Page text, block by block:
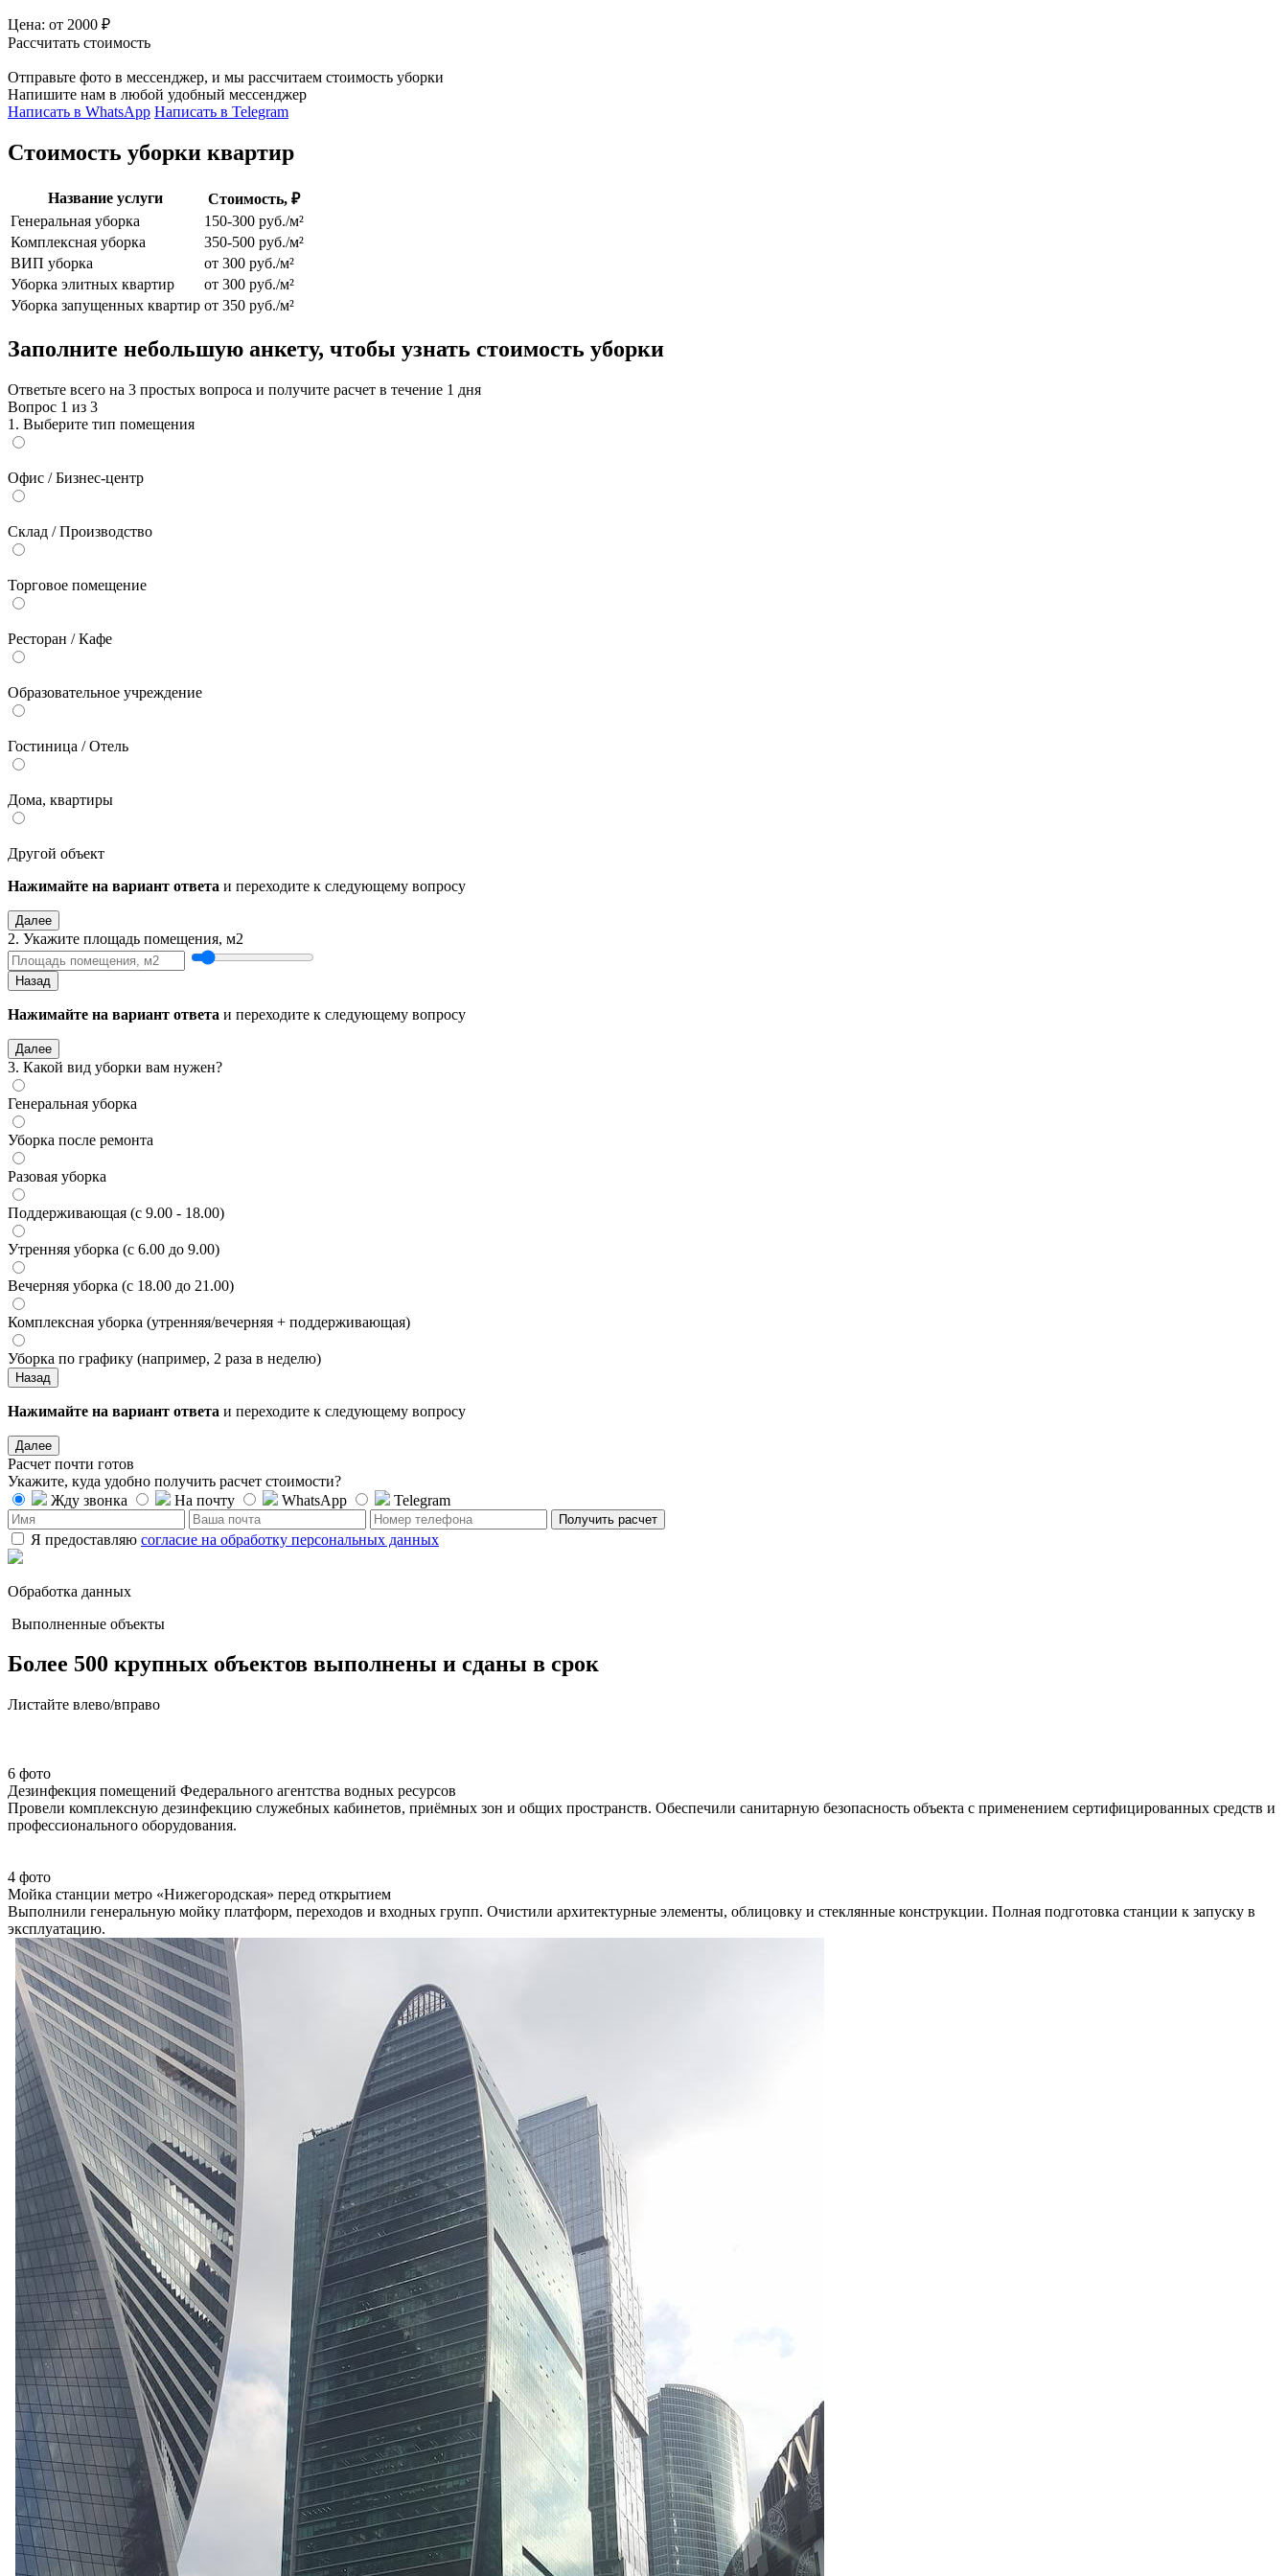
Цена: от 2000 ₽
Рассчитать стоимость
Отправьте фото в мессенджер, и мы рассчитаем стоимость уборки
Напишите нам в любой удобный мессенджер
Написать в WhatsApp Написать в Telegram
Стоимость уборки квартир
Название услуги
Стоимость, ₽
Генеральная уборка
150-300 руб./м²
Комплексная уборка
350-500 руб./м²
ВИП уборка
от 300 руб./м²
Уборка элитных квартир
от 300 руб./м²
Уборка запущенных квартир от 350 руб./м²
Заполните небольшую анкету, чтобы узнать стоимость уборки
Ответьте всего на 3 простых вопроса и получите расчет в течение 1 дня
Вопрос 1 из 3
1. Выберите тип помещения
Офис / Бизнес-центр
Склад / Производство
Торговое помещение
Ресторан / Кафе
Образовательное учреждение
Гостиница / Отель
Дома, квартиры
Другой объект
Нажимайте на вариант ответа и переходите к следующему вопросу
Далее
2. Укажите площадь помещения, м2
Назад
Нажимайте на вариант ответа и переходите к следующему вопросу
Далее
3. Какой вид уборки вам нужен?
Генеральная уборка
Уборка после ремонта
Разовая уборка
Поддерживающая (с 9.00 - 18.00)
Утренняя уборка (с 6.00 до 9.00)
Вечерняя уборка (с 18.00 до 21.00)
Комплексная уборка (утренняя/вечерняя + поддерживающая)
Уборка по графику (например, 2 раза в неделю)
Назад
Нажимайте на вариант ответа и переходите к следующему вопросу
Далее
Расчет почти готов
Укажите, куда удобно получить расчет стоимости?
Жду звонка
На почту WhatsApp Telegram
Получить расчет
Я предоставляю согласие на обработку персональных данных
Обработка данных
Выполненные объекты
Более 500 крупных объектов выполнены и сданы в срок
Листайте влево/вправо
6 фото
Дезинфекция помещений Федерального агентства водных ресурсов
Провели комплексную дезинфекцию служебных кабинетов, приёмных зон и общих пространств. Обеспечили санитарную безопасность объекта с применением сертифицированных средств и
профессионального оборудования.
4 фото
Мойка станции метро «Нижегородская» перед открытием
Выполнили генеральную мойку платформ, переходов и входных групп. Очистили архитектурные элементы, облицовку и стеклянные конструкции. Полная подготовка станции к запуску в
эксплуатацию.